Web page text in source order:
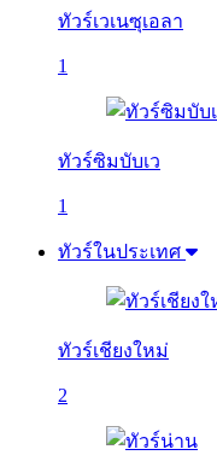
ทัวร์เวเนซุเอลา
1
ทัวร์ซิมบับเว
1
ทัวร์ในประเทศ
ทัวร์เชียงใหม่
2